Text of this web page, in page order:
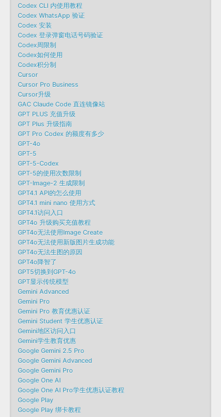
Codex CLI 内使用教程
Codex WhatsApp 验证
Codex 安装
Codex 登录弹窗电话号码验证
Codex周限制
Codex如何使用
Codex积分制
Cursor
Cursor Pro Business
Cursor升级
GAC Claude Code 直连镜像站
GPT PLUS 充值升级
GPT Plus 升级指南
GPT Pro Codex 的额度有多少
GPT-4o
GPT-5
GPT-5-Codex
GPT-5的使用次数限制
GPT-Image-2 生成限制
GPT4.1 API的怎么使用
GPT4.1 mini nano 使用方式
GPT4.1访问入口
GPT4o 升级购买充值教程
GPT4o无法使用Image Create
GPT4o无法使用新版图片生成功能
GPT4o无法生图的原因
GPT4o降智了
GPT5切换到GPT-4o
GPT显示传统模型
Gemini Advanced
Gemini Pro
Gemini Pro 教育优惠认证
Gemini Student 学生优惠认证
Gemini地区访问入口
Gemini学生教育优惠
Google Gemini 2.5 Pro
Google Gemini Advanced
Google Gemini Pro
Google One AI
Google One AI Pro学生优惠认证教程
Google Play
Google Play 绑卡教程